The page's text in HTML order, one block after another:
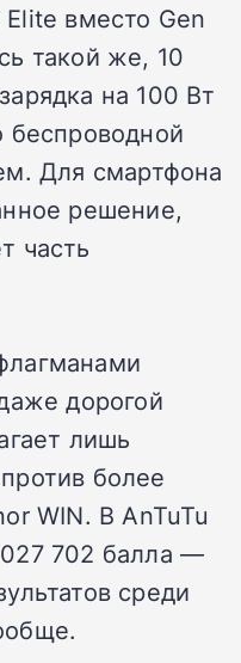
вместо Gen
такой же, 10
на 100 Вт
беспроводной
Для смартфона
решение,
часть
дорогой
лишь
более
WIN. В AnTuTu
702 балла —
среди